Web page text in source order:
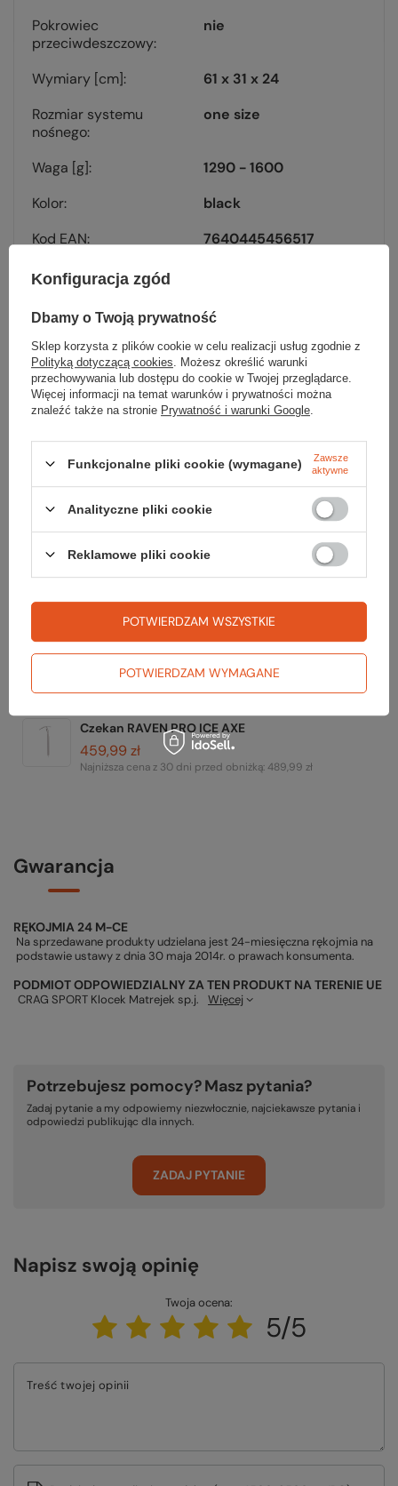
Pokrowiec
przeciwdeszczowy
nie
Wymiary [cm]
61 x 31 x 24
Rozmiar systemu
nośnego
one size
Waga [g]
1290 - 1600
Kolor
black
Kod EAN
7640445456517
Sprawdź
czy masz wszystko
TWOJA LISTA SPRZĘTOWA
Zerknij też na to:
Kije BACKCOUNTRY
99,99 zł
Najniższa cena z 30 dni przed obniżką:199,99 zł
Czekan RAVEN PRO ICE AXE
459,99 zł
Najniższa cena z 30 dni przed obniżką:489,99 zł
Gwarancja
RĘKOJMIA 24 M-CE
Na sprzedawane produkty udzielana jest 24-miesięczna rękojmia na
podstawie ustawy z dnia 30 maja 2014r. o prawach konsumenta.
PODMIOT ODPOWIEDZIALNY ZA TEN PRODUKT NA TERENIE UE
CRAG SPORT Klocek Matrejek sp.j. Więcej
Potrzebujesz pomocy? Masz pytania?
Zadaj pytanie a my odpowiemy niezwłocznie, najciekawsze pytania i
odpowiedzi publikując dla innych.
ZADAJ PYTANIE
Napisz swoją opinię
Twoja ocena:
5/5
Treść twojej opinii
Konfiguracja zgód
Dbamy o Twoją prywatność
Sklep korzysta z plików cookie w celu realizacji usług zgodnie z
Polityką dotyczącą cookies . Możesz określić warunki
przechowywania lub dostępu do cookie w Twojej przeglądarce.
Więcej informacji na temat warunków i prywatności można
znaleźć także na stronie Prywatność i warunki Google
Funkcjonalne pliki cookie (wymagane)
Zawsze
aktywne
Analityczne pliki cookie
Reklamowe pliki cookie
POTWIERDZAM WYMAGANE
POTWIERDZAM WSZYSTKIE